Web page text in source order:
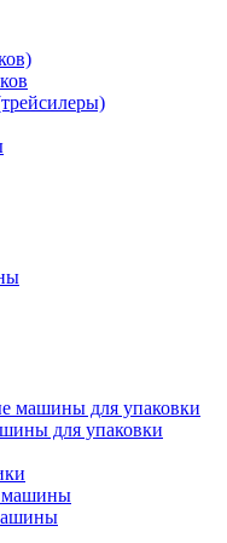
машины для упаковки
для упаковки
машины